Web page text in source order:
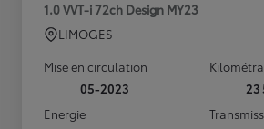
1.0 VVT-i 72ch Design MY23
LIMOGES
Mise en circulation
05-2023
23
Energie